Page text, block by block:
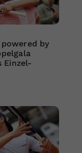
powered by
Einzel-